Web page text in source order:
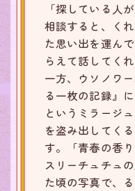
「探している人
相談すると、く
た思い出を運ん
らえて話してくれ
一方、ウソノワ
る一枚の記録』
というミラージ
を盗み出してく
す。「青春の香
スリーチュチュ
た頃の写真で、